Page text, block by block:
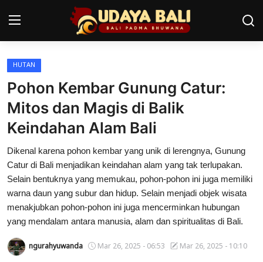
Home
Pura
Desa Adat
Tradisi
Kearifan lokal
Alam Bali
Seni
Kisah
HUTAN
Pohon Kembar Gunung Catur:
Mitos dan Magis di Balik
Keindahan Alam Bali
Dikenal karena pohon kembar yang unik di lerengnya, Gunung
Catur di Bali menjadikan keindahan alam yang tak terlupakan.
Selain bentuknya yang memukau, pohon-pohon ini juga memiliki
warna daun yang subur dan hidup. Selain menjadi objek wisata
menakjubkan pohon-pohon ini juga mencerminkan hubungan
yang mendalam antara manusia, alam dan spiritualitas di Bali.
ngurahyuwanda Mar 26, 2025 - 06:53 Mar 26, 2025 - 10:10